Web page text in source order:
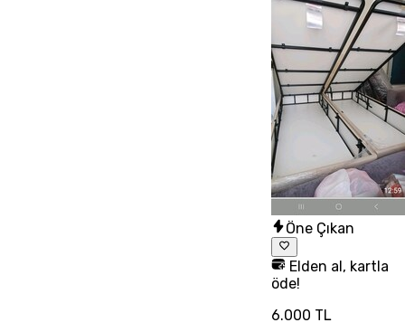
Öne Çıkan
Elden al, kartla
öde!
6.000 TL